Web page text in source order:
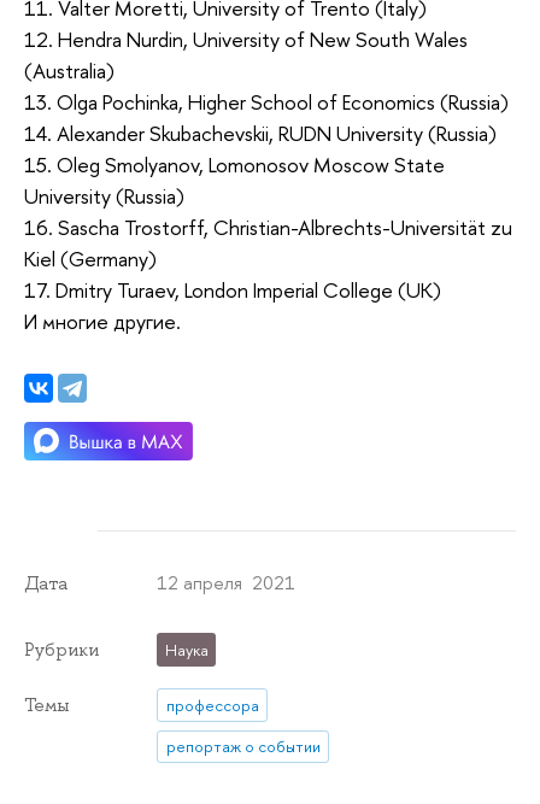
11. Valter Moretti, University of Trento (Italy)
12. Hendra Nurdin, University of New South Wales
(Australia)
13. Olga Pochinka, Higher School of Economics (Russia)
14. Alexander Skubachevskii, RUDN University (Russia)
15. Oleg Smolyanov, Lomonosov Moscow State
University (Russia)
16. Sascha Trostorff, Christian-Albrechts-Universität zu
Kiel (Germany)
17. Dmitry Turaev, London Imperial College (UK)
И многие другие.
Дата 12 апреля 2021
Рубрики Наука
Темы
профессора
репортаж о событии